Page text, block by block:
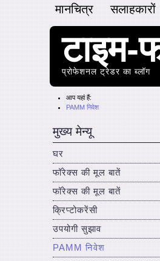
मानचित्र सलाहकारों
टाइम-
प्रोफेशनल ट्रेडर का ब्लॉग
आप यहां हैं:
PAMM निवेश
मुख्य मेन्यू
घर
फॉरेक्स की मूल बातें
फॉरेक्स की मूल बातें
क्रिप्टोकरेंसी
उपयोगी सुझाव
PAMM निवेश